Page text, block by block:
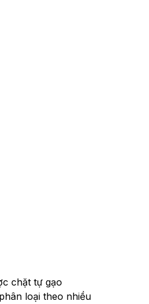
chặt tự gạo
loại theo nhiều